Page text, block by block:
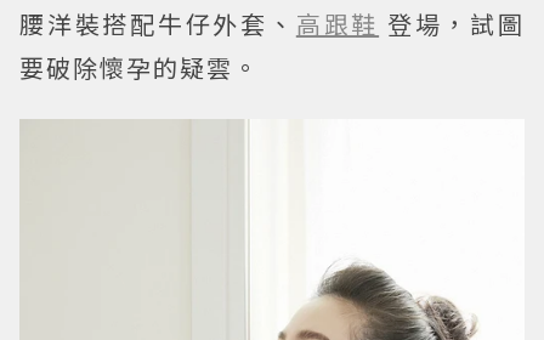
腰洋裝搭配牛仔外套、 高跟鞋 登場，試圖
要破除懷孕的疑雲。